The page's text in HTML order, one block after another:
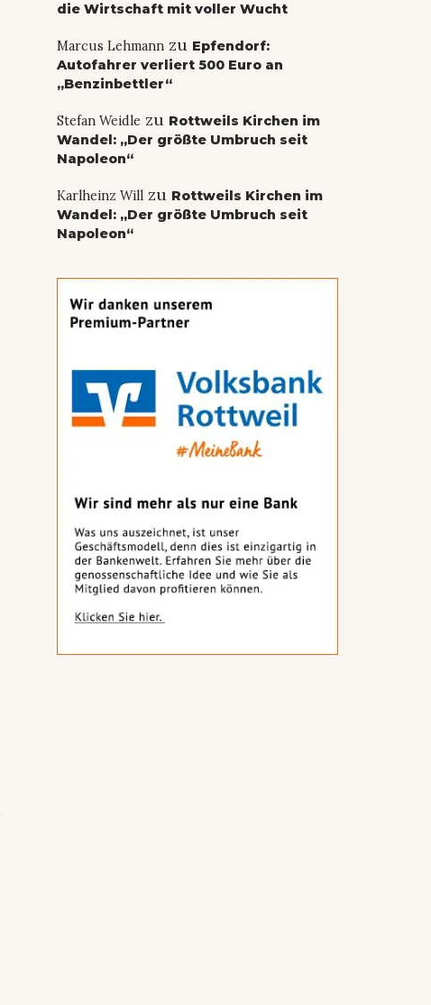
die Wirtschaft mit voller Wucht
Marcus Lehmannzu Epfendorf:
Autofahrer verliert 500 Euro an
„Benzinbettler“
Stefan Weidle zu Rottweils Kirchen im
Wandel: „Der größte Umbruch seit
Napoleon“
Karlheinz Willzu Rottweils Kirchen im
Wandel: „Der größte Umbruch seit
Napoleon“